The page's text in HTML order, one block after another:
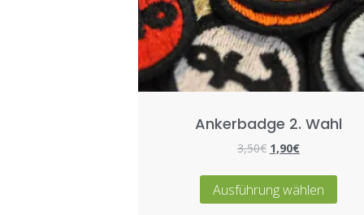
Ankerbadge 2. Wahl
3,50€ 1,90€
Ausführung wählen